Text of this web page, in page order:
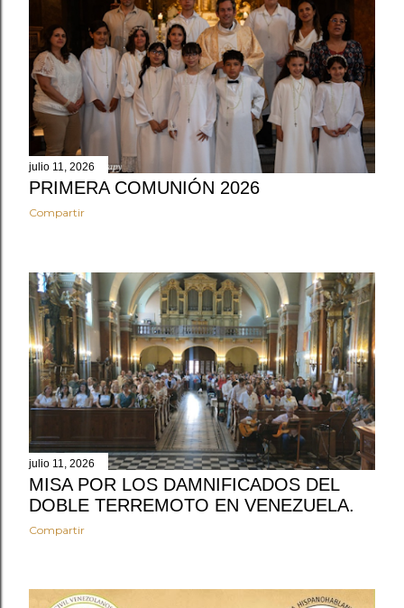
julio 11, 2026
PRIMERA COMUNIÓN 2026
Compartir
julio 11, 2026
MISA POR LOS DAMNIFICADOS DEL
DOBLE TERREMOTO EN VENEZUELA.
Compartir